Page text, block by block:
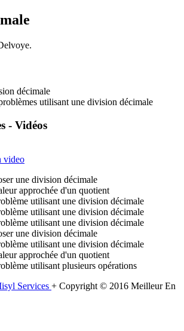
décimale
utilisant une division décimale
- Vidéos
video
une division décimale
approchée d'un quotient
utilisant une division décimale
utilisant une division décimale
utilisant une division décimale
une division décimale
utilisant une division décimale
approchée d'un quotient
utilisant plusieurs opérations
Services + Copyright © 2016 Meilleur En